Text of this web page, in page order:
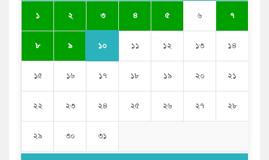
১ ২ ৩ ৪ ৫ ৬ ৭
৮ ৯ ১০ ১১ ১২ ১৩ ১৪
১৫ ১৬ ১৭ ১৮ ১৯ ২০ ২১
২২ ২৩ ২৪ ২৫ ২৬ ২৭ ২৮
২৯ ৩০ ৩১